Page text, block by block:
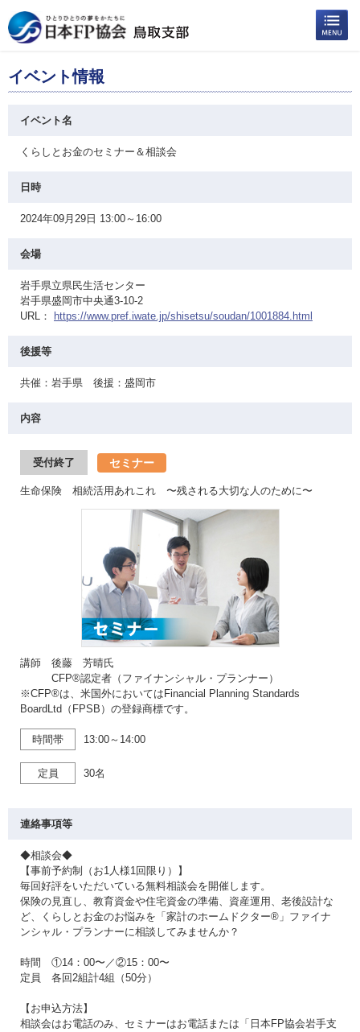
イベント情報
イベント名
くらしとお金のセミナー＆相談会
日時
2024年09月29日 13:00～16:00
会場
岩手県立県民生活センター
岩手県盛岡市中央通3-10-2
URL：
https://www.pref.iwate.jp/shisetsu/soudan/1001884.html
後援等
共催：岩手県 後援：盛岡市
内容
受付終了 セミナー
生命保険 相続活用あれこれ 〜残される大切な人のために〜
講師 後藤 芳晴氏
CFP®認定者（ファイナンシャル・プランナー）
※CFP®は、米国外においてはFinancial Planning Standards
BoardLtd（FPSB）の登録商標です。
時間帯 13:00～14:00
定員 30名
連絡事項等
◆相談会◆
【事前予約制（お1人様1回限り）】
毎回好評をいただいている無料相談会を開催します。
保険の見直し、教育資金や住宅資金の準備、資産運用、老後設計な
ど、くらしとお金のお悩みを「家計のホームドクター®」ファイナ
ンシャル・プランナーに相談してみませんか？
時間 ①14：00〜／②15：00〜
定員 各回2組計4組（50分）
【お申込方法】
相談会はお電話のみ、セミナーはお電話または「日本FP協会岩手支